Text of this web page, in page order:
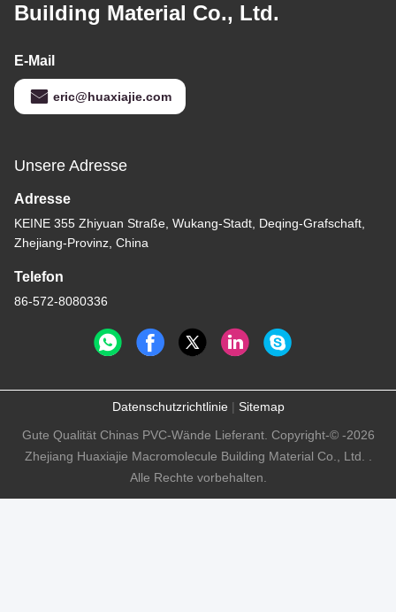
Building Material Co., Ltd.
E-Mail
eric@huaxiajie.com
Unsere Adresse
Adresse
KEINE 355 Zhiyuan Straße, Wukang-Stadt, Deqing-Grafschaft,
Zhejiang-Provinz, China
Telefon
86-572-8080336
Datenschutzrichtlinie| Sitemap
Gute Qualität Chinas PVC-Wände Lieferant. Copyright-© -2026
Zhejiang Huaxiajie Macromolecule Building Material Co., Ltd. .
Alle Rechte vorbehalten.